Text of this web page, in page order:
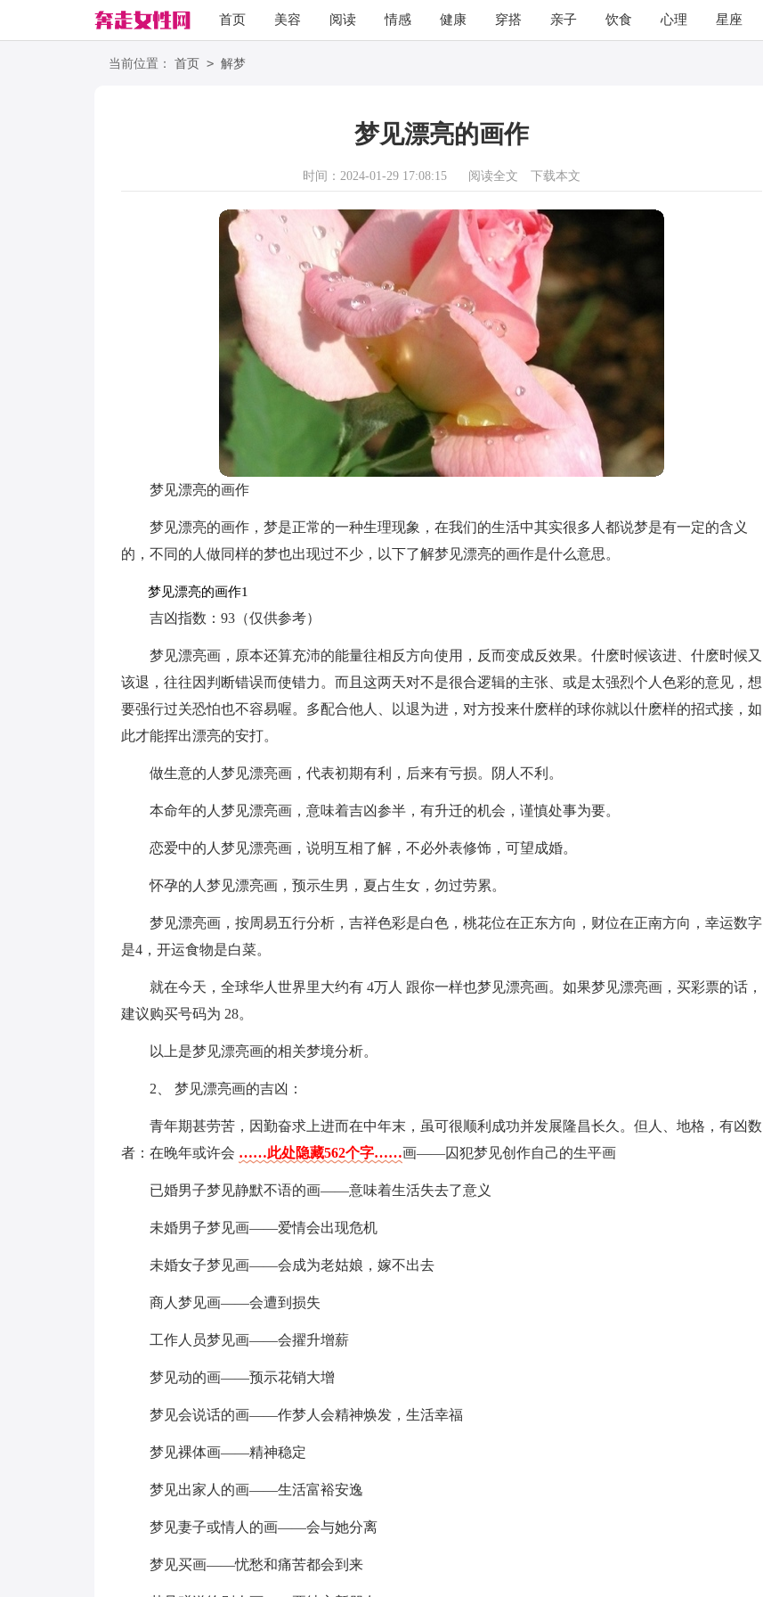
首页 美容 阅读 情感 健康 穿搭 亲子 饮食 心理 星座
励志
当前位置： 首页 > 解梦
梦见漂亮的画作
时间：2024-01-29 17:08:15 阅读全文 下载本文
梦见漂亮的画作
梦见漂亮的画作，梦是正常的一种生理现象，在我们的生活中其实很多人都说梦是有一定的含义
的，不同的人做同样的梦也出现过不少，以下了解梦见漂亮的画作是什么意思。
梦见漂亮的画作1
吉凶指数：93（仅供参考）
梦见漂亮画，原本还算充沛的能量往相反方向使用，反而变成反效果。什麽时候该进、什麽时候又
该退，往往因判断错误而使错力。而且这两天对不是很合逻辑的主张、或是太强烈个人色彩的意见，想
要强行过关恐怕也不容易喔。多配合他人、以退为进，对方投来什麽样的球你就以什麽样的招式接，如
此才能挥出漂亮的安打。
做生意的人梦见漂亮画，代表初期有利，后来有亏损。阴人不利。
本命年的人梦见漂亮画，意味着吉凶参半，有升迁的机会，谨慎处事为要。
恋爱中的人梦见漂亮画，说明互相了解，不必外表修饰，可望成婚。
怀孕的人梦见漂亮画，预示生男，夏占生女，勿过劳累。
梦见漂亮画，按周易五行分析，吉祥色彩是白色，桃花位在正东方向，财位在正南方向，幸运数字
是4，开运食物是白菜。
就在今天，全球华人世界里大约有 4万人 跟你一样也梦见漂亮画。如果梦见漂亮画，买彩票的话，
建议购买号码为 28。
以上是梦见漂亮画的相关梦境分析。
2、 梦见漂亮画的吉凶：
青年期甚劳苦，因勤奋求上进而在中年末，虽可很顺利成功并发展隆昌长久。但人、地格，有凶数
者：在晚年或许会 ……此处隐藏562个字……画——囚犯梦见创作自己的生平画
已婚男子梦见静默不语的画——意味着生活失去了意义
未婚男子梦见画——爱情会出现危机
未婚女子梦见画——会成为老姑娘，嫁不出去
商人梦见画——会遭到损失
工作人员梦见画——会擢升增薪
梦见动的画——预示花销大增
梦见会说话的画——作梦人会精神焕发，生活幸福
梦见裸体画——精神稳定
梦见出家人的画——生活富裕安逸
梦见妻子或情人的画——会与她分离
梦见买画——忧愁和痛苦都会到来